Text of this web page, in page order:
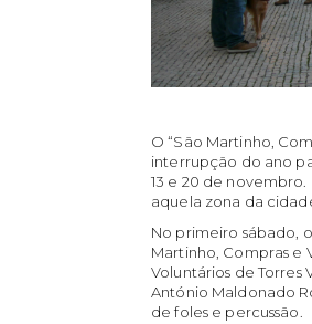
O “São Martinho,
interrupção do ano
13 e 20 de
aquela zona da
No primeiro sábado,
Martinho, Compras e
Voluntários de Torres
António Maldonado
de foles e percussão.